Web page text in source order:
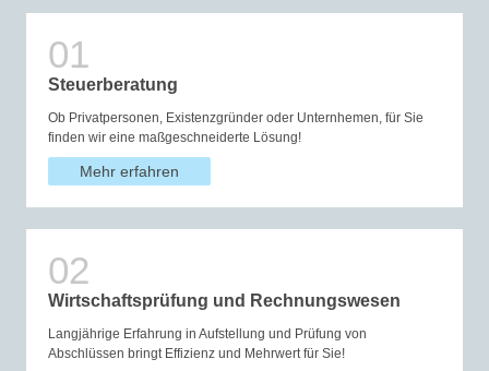
Steuerberatung
Ob Privatpersonen, Existenzgründer oder Unternhemen, für Sie
finden wir eine maßgeschneiderte Lösung!
Mehr erfahren
Wirtschaftsprüfung und Rechnungswesen
Langjährige Erfahrung in Aufstellung und Prüfung von
Abschlüssen bringt Effizienz und Mehrwert für Sie!